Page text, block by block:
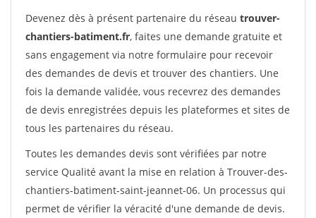
Devenez dès à présent partenaire du réseau trouver-
chantiers-batiment.fr, faites une demande gratuite et
sans engagement via notre formulaire pour recevoir
des demandes de devis et trouver des chantiers. Une
fois la demande validée, vous recevrez des demandes
de devis enregistrées depuis les plateformes et sites de
tous les partenaires du réseau.
Toutes les demandes devis sont vérifiées par notre
service Qualité avant la mise en relation à Trouver-des-
chantiers-batiment-saint-jeannet-06. Un processus qui
permet de vérifier la véracité d'une demande de devis.